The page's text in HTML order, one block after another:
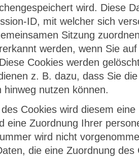
wird. Diese
ID, mit welcher sich
Sitzung
werden, wenn Sie
Cookies werden
z. B. dazu, dass Sie
hinweg nutzen können.
Cookies wird diesem
eine Zuordnung Ihrer
wird nicht
die eine Zuordnung des